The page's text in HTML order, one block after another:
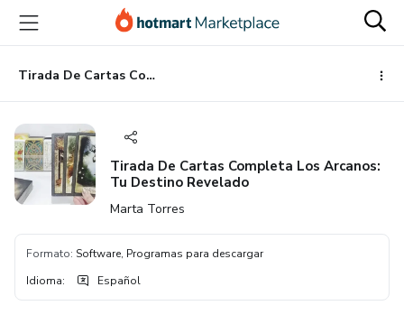
principal
página
de
página
Tirada De Cartas Completa Los Arcanos: Tu Destino Revelado
Tirada De Cartas Completa Los Arcanos:
Tu Destino Revelado
Marta Torres
Formato: Software, Programas para descargar
Idioma: Español